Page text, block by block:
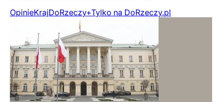
OpinieKrajDoRzeczy+Tylko na DoRzeczy.pl